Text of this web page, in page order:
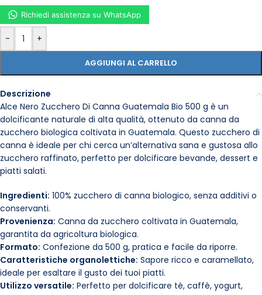
- +
AGGIUNGI AL CARRELLO
Richiedi assistenza su WhatsApp
Descrizione
Alce Nero Zucchero Di Canna Guatemala Bio 500 g è un
dolcificante naturale di alta qualità, ottenuto da canna da
zucchero biologica coltivata in Guatemala. Questo zucchero di
canna è ideale per chi cerca un’alternativa sana e gustosa allo
zucchero raffinato, perfetto per dolcificare bevande, dessert e
piatti salati.
Ingredienti: 100% zucchero di canna biologico, senza additivi o
conservanti.
Provenienza: Canna da zucchero coltivata in Guatemala,
garantita da agricoltura biologica.
Formato: Confezione da 500 g, pratica e facile da riporre.
Caratteristiche organolettiche: Sapore ricco e caramellato,
ideale per esaltare il gusto dei tuoi piatti.
Utilizzo versatile: Perfetto per dolcificare tè, caffè, yogurt,